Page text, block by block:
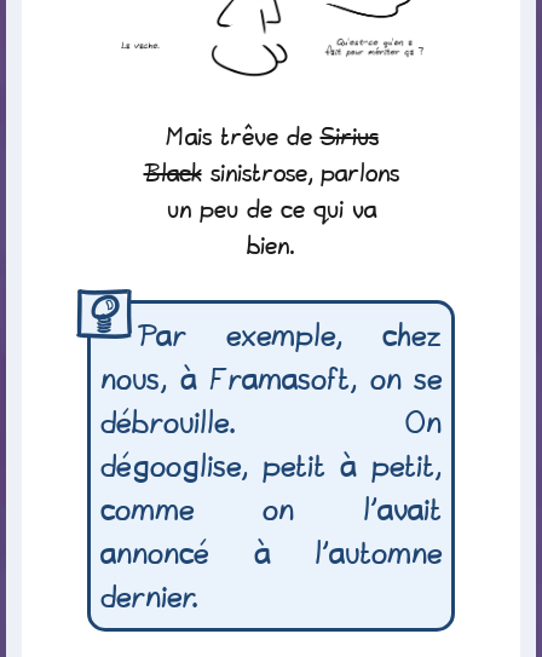
Mais trêve deSirius
Blacksinistrose, parlons
un peu de ce qui va
bien.
Par exemple, chez
nous, à Framasoft, on se
débrouille. On
dégooglise, petit à petit,
comme on l’avait
annoncé à l’automne
dernier.